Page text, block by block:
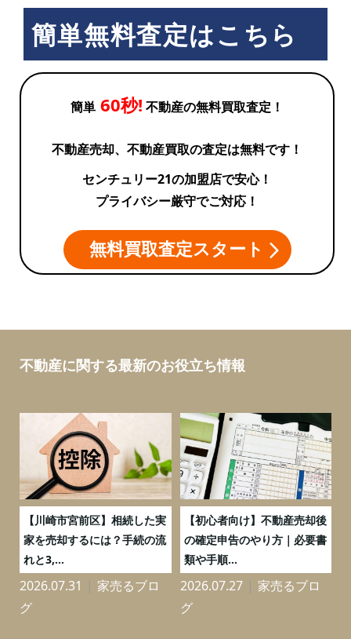
簡単無料査定はこちら
簡単 60秒! 不動産の無料買取査定！
不動産売却、不動産買取の査定は無料です！
センチュリー21の加盟店で安心！
プライバシー厳守でご対応！
無料買取査定スタート
不動産に関する最新のお役立ち情報
【川崎市宮前区】相続した実
家を売却するには？手続の流
れと3,...
2026.07.31
家売るブロ
グ
【初心者向け】不動産売却後
の確定申告のやり方｜必要書
類や手順...
2026.07.27
家売るブロ
グ